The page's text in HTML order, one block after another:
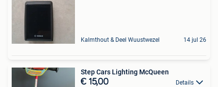
Kalmthout & Deel Wuustwezel 14 jul 26
Step Cars Lighting McQueen
€ 15,00 Details